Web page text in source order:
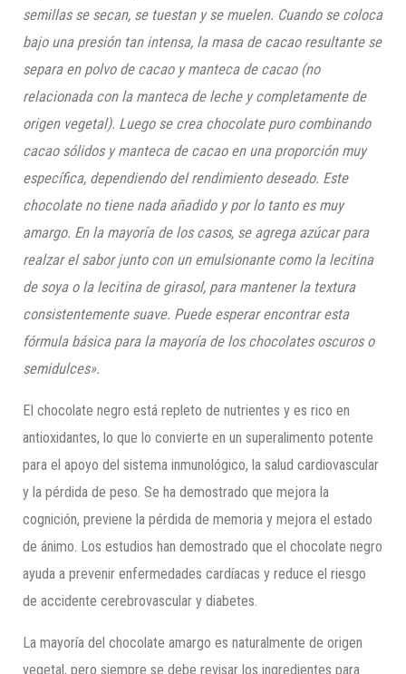
semillas se secan, se tuestan y se muelen. Cuando se coloca
bajo una presión tan intensa, la masa de cacao resultante se
separa en polvo de cacao y manteca de cacao (no
relacionada con la manteca de leche y completamente de
origen vegetal). Luego se crea chocolate puro combinando
cacao sólidos y manteca de cacao en una proporción muy
específica, dependiendo del rendimiento deseado. Este
chocolate no tiene nada añadido y por lo tanto es muy
amargo. En la mayoría de los casos, se agrega azúcar para
realzar el sabor junto con un emulsionante como la lecitina
de soya o la lecitina de girasol, para mantener la textura
consistentemente suave. Puede esperar encontrar esta
fórmula básica para la mayoría de los chocolates oscuros o
semidulces».
El chocolate negro está repleto de nutrientes y es rico en
antioxidantes, lo que lo convierte en un superalimento potente
para el apoyo del sistema inmunológico, la salud cardiovascular
y la pérdida de peso. Se ha demostrado que mejora la
cognición, previene la pérdida de memoria y mejora el estado
de ánimo. Los estudios han demostrado que el chocolate negro
ayuda a prevenir enfermedades cardíacas y reduce el riesgo
de accidente cerebrovascular y diabetes.
La mayoría del chocolate amargo es naturalmente de origen
vegetal, pero siempre se debe revisar los ingredientes para